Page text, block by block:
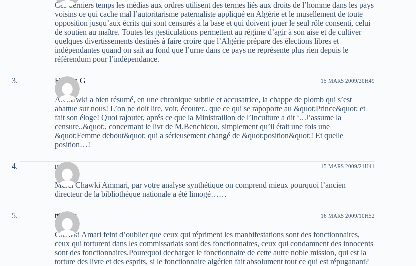
Ces derniers temps les médias aux ordres utilisent des termes liés aux droits de l’homme dans les pays
voisins ce qui cache mal l’autoritarisme paternaliste appliqué en Algérie et le musellement de toute
opposition jusqu’aux écrits qui sont censurés à la base et qui doivent jouer le seul rôle consenti, celui
de soutien au maître. Toutes les gesticulations permettent au régime d’agir à son aise et de cultiver
quelques divertissements destinés à faire croire que l’Algérie prépare des élections libres et
indépendantes quand on sait au fond que l’urne dans ce pays ne représente plus rien depuis le
référendum pour l’indépendance.
Halima G 15 MARS 2009/20H49
A.Chawki a bien résumé, en une chronique subtile et accusatrice, la chappe de plomb qui s’est
abattue sur nous! L’on ne doit lire, voir, écouter.. que ce qui se rapoporte au &quot;Prince&quot; et
fait son éloge! Quoi rajouter, aprés ce que la Ministraillon de l’Inculture a dit ‘.. J’assume la
censure..&quot;, concernant le livr de M.Benchicou, simplement qu’il était une fois une
&quot;Femme debout&quot; qui a sérieusement changé de &quot;position&quot;! Et quelle
position…!
mami 15 MARS 2009/21H41
Merci Chawki Ammari, par votre analyse synthétique on comprend mieux pourquoi l’ancien
directeur de la bibliothèque nationale a été limogé……
ttikouk 16 MARS 2009/10H52
Chawki Amari feint d’oublier que ceux qui répriment les manbifestations sont des fonctionnaires,
ceux qui torturent dans les commissariats sont des fonctionnaires, ceux qui condamnent des innocents
sont des fonctionnaires.Pourequoi decharger le fonctionnaire de cette autre noble mission, qui est la
torture des livre et des esprits, si le fonctionnaire algérien fait absolument tout ce qui est répuganant?